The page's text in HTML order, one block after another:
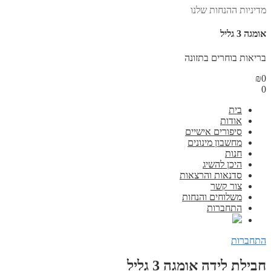
מדיניות ההנחות שלנו
אומגה 3 גליל
בריאות בוחרים בתזונה
₪0
0
בית
אודות
סיפורים אישיים
מחשבון מינונים
חנות
היכן להשיג
סדנאות והרצאות
צור קשר
משלוחים והנחות
התחברות
התחברות
חבילת לידה אומגה 3 גליל